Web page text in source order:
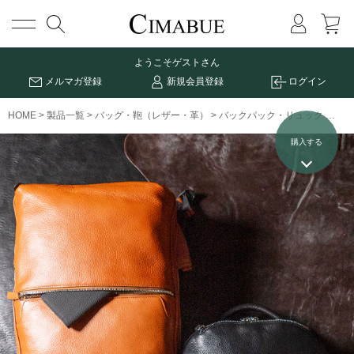
メニュー
ようこそゲストさん
メルマガ登録
新規会員登録 ログイン
HOME 製品一覧 バッグ・鞄（レザー・革） バックパック・リュック ク
購入する